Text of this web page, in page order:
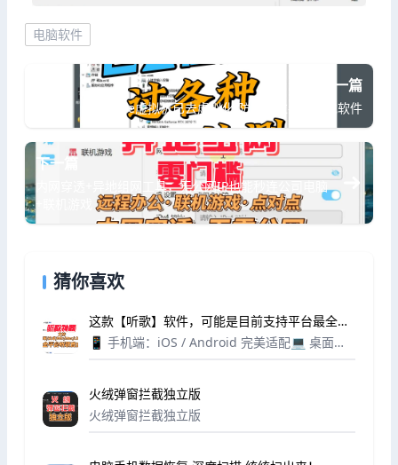
电脑软件
上一篇
vmware虚拟机已去虚拟化,防检测过各种游戏软件
下一篇
内网穿透+异地组网工具，无公网IP也能秒连公司电脑
猜你喜欢
这款【听歌】软件，可能是目前支持平台最全、
体验最统一的一款
📱 手机端：iOS / Android 完美适配💻 桌面
支持添加...
火绒弹窗拦截独立版
火绒弹窗拦截独立版